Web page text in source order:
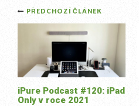
Post
navigation
PŘEDCHOZÍ ČLÁNEK
iPure Podcast #120: iPad
Only v roce 2021